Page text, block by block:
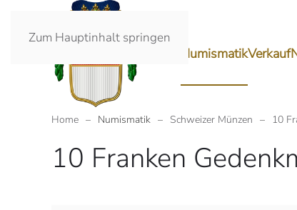
Zum Hauptinhalt springen
NumismatikVerkauf
Home Numismatik Schweizer Münzen 10
10 Franken